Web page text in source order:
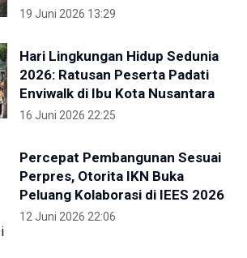
19 Juni 2026 13:29
Hari Lingkungan Hidup Sedunia
2026: Ratusan Peserta Padati
Enviwalk di Ibu Kota Nusantara
16 Juni 2026 22:25
Percepat Pembangunan Sesuai
Perpres, Otorita IKN Buka
Peluang Kolaborasi di IEES 2026
12 Juni 2026 22:06